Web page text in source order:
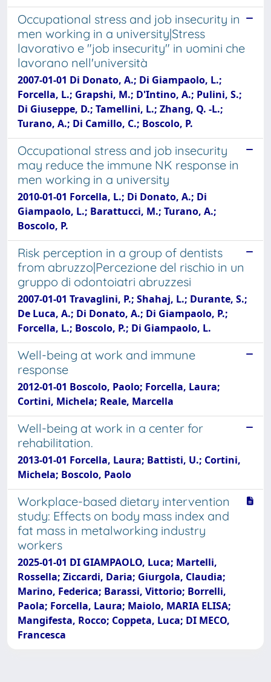
Occupational stress and job insecurity in
men working in a university|Stress
lavorativo e "job insecurity" in uomini che
lavorano nell'università
2007-01-01 Di Donato, A.; Di Giampaolo, L.;
Forcella, L.; Grapshi, M.; D'Intino, A.; Pulini, S.;
Di Giuseppe, D.; Tamellini, L.; Zhang, Q. -L.;
Turano, A.; Di Camillo, C.; Boscolo, P.
Occupational stress and job insecurity
may reduce the immune NK response in
men working in a university
2010-01-01 Forcella, L.; Di Donato, A.; Di
Giampaolo, L.; Barattucci, M.; Turano, A.;
Boscolo, P.
Risk perception in a group of dentists
from abruzzo|Percezione del rischio in un
gruppo di odontoiatri abruzzesi
2007-01-01 Travaglini, P.; Shahaj, L.; Durante, S.;
De Luca, A.; Di Donato, A.; Di Giampaolo, P.;
Forcella, L.; Boscolo, P.; Di Giampaolo, L.
Well-being at work and immune
response
2012-01-01 Boscolo, Paolo; Forcella, Laura;
Cortini, Michela; Reale, Marcella
Well-being at work in a center for
rehabilitation.
2013-01-01 Forcella, Laura; Battisti, U.; Cortini,
Michela; Boscolo, Paolo
Workplace-based dietary intervention
study: Effects on body mass index and
fat mass in metalworking industry
workers
2025-01-01 DI GIAMPAOLO, Luca; Martelli,
Rossella; Ziccardi, Daria; Giurgola, Claudia;
Marino, Federica; Barassi, Vittorio; Borrelli,
Paola; Forcella, Laura; Maiolo, MARIA ELISA;
Mangifesta, Rocco; Coppeta, Luca; DI MECO,
Francesca